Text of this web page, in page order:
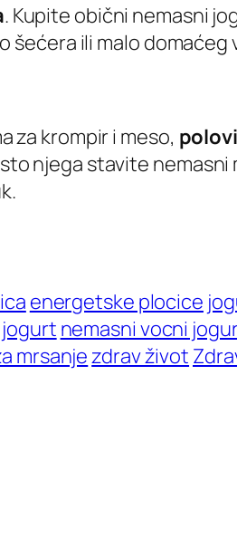
. Kupite obični nemasni
ili malo domaćeg
za krompir i meso,
njega stavite
energetske plocice
nemasni vocni
mrsanjezdrav život